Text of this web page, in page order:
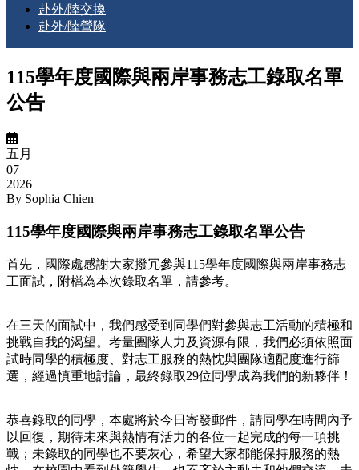
赴外/陸交換
赴外/陸營隊
115學年度國際與兩岸事務志工錄取名單
公告
五月
07
2026
By Sophia Chien
115學年度國際與兩岸事務志工錄取名單公告
首先，國際處感謝大家撥冗參與115學年度國際與兩岸事務志
工面試，附檔為本次錄取名單，請參考。
在三天的面試中，我們感受到同學們對參與志工活動的積極和
挑戰自我的渴望。考量團隊人力及資源有限，我們必須依照面
試時同學的積極度、對志工服務的熱忱與團隊適配度進行篩
選，經過慎重地討論，最終錄取29位同學成為我們的新夥伴！
恭喜錄取的同學，本處將於今日寄發郵件，請同學在時間內予
以回復，期待未來與熱情有活力的各位一起完成的每一項挑
戰；未錄取的同學也不要灰心，希望大家都能保持服務的熱